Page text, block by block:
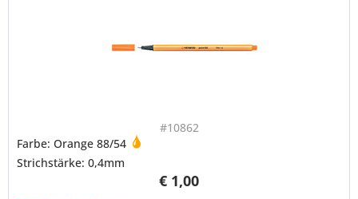
#10862
€ 1,00
Farbe: Orange 88/54
Strichstärke: 0,4mm